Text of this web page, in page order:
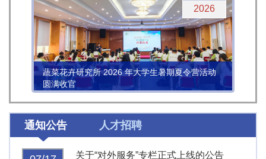
2026
蔬菜花卉研究所 2026 年大学生暑期夏令营活动
圆满收官
通知公告 人才招聘
关于“对外服务”专栏正式上线的公告